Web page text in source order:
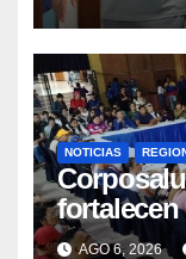
NOTICIAS
fortalecen
AGO 6, 2026